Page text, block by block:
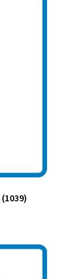
(1039)